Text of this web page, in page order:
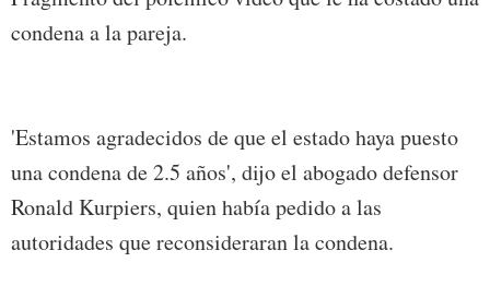
condena a la pareja.
'Estamos agradecidos de que el estado haya puesto
una condena de 2.5 años', dijo el abogado defensor
Ronald Kurpiers, quien había pedido a las
autoridades que reconsideraran la condena.